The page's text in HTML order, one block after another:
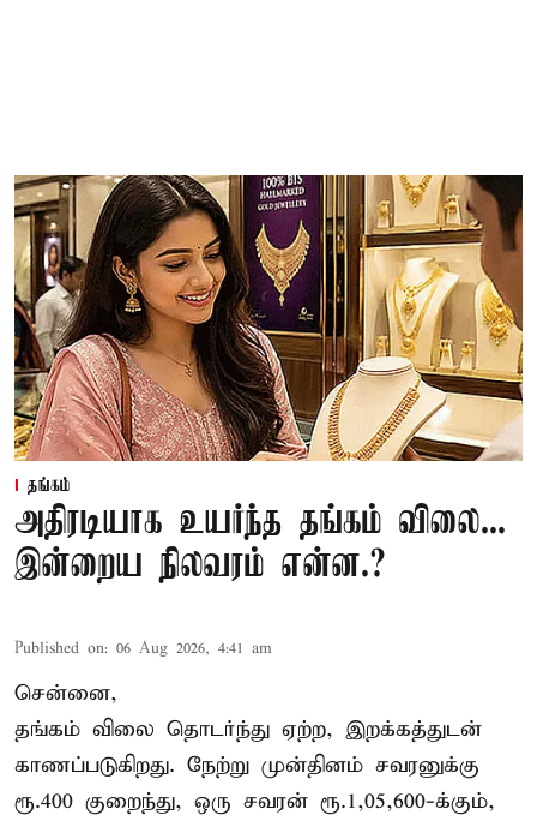
தங்கம்
அதிரடியாக உயர்ந்த தங்கம் விலை...
இன்றைய நிலவரம் என்ன.?
Published on: 06 Aug 2026, 4:41 am
சென்னை,
தங்கம் விலை தொடர்ந்து ஏற்ற, இறக்கத்துடன்
காணப்படுகிறது. நேற்று முன்தினம் சவரனுக்கு
ரூ.400 குறைந்து, ஒரு சவரன் ரூ.1,05,600-க்கும்,